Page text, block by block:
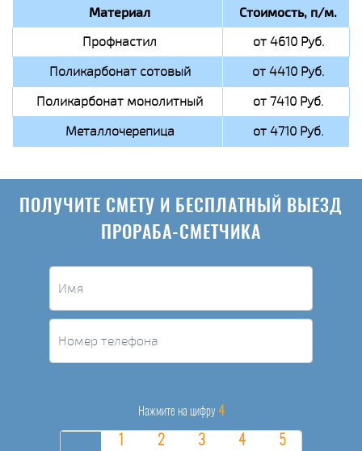
Материал Стоимость, п/м.
Профнастил
от 4610 Руб.
Поликарбонат сотовый
от 4410 Руб.
Поликарбонат монолитный
от 7410 Руб.
Металлочерепица
от 4710 Руб.
ПОЛУЧИТЕ СМЕТУ И БЕСПЛАТНЫЙ ВЫЕЗД
ПРОРАБА-СМЕТЧИКА
Нажмите на цифру 4